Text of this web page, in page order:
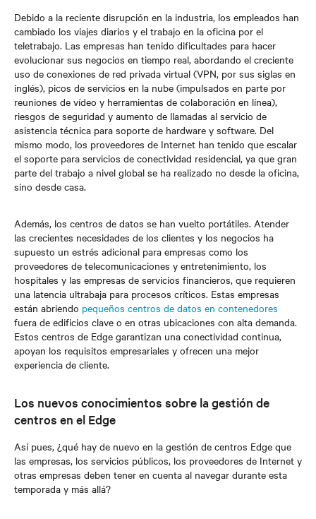
Debido a la reciente disrupción en la industria, los empleados han
cambiado los viajes diarios y el trabajo en la oficina por el
teletrabajo. Las empresas han tenido dificultades para hacer
evolucionar sus negocios en tiempo real, abordando el creciente
uso de conexiones de red privada virtual (VPN, por sus siglas en
inglés), picos de servicios en la nube (impulsados en parte por
reuniones de vídeo y herramientas de colaboración en línea),
riesgos de seguridad y aumento de llamadas al servicio de
asistencia técnica para soporte de hardware y software. Del
mismo modo, los proveedores de Internet han tenido que escalar
el soporte para servicios de conectividad residencial, ya que gran
parte del trabajo a nivel global se ha realizado no desde la oficina,
sino desde casa.
Además, los centros de datos se han vuelto portátiles. Atender
las crecientes necesidades de los clientes y los negocios ha
supuesto un estrés adicional para empresas como los
proveedores de telecomunicaciones y entretenimiento, los
hospitales y las empresas de servicios financieros, que requieren
una latencia ultrabaja para procesos críticos. Estas empresas
están abriendo pequeños centros de datos en contenedores
fuera de edificios clave o en otras ubicaciones con alta demanda.
Estos centros de Edge garantizan una conectividad continua,
apoyan los requisitos empresariales y ofrecen una mejor
experiencia de cliente.
Los nuevos conocimientos sobre la gestión de
centros en el Edge
Así pues, ¿qué hay de nuevo en la gestión de centros Edge que
las empresas, los servicios públicos, los proveedores de Internet y
otras empresas deben tener en cuenta al navegar durante esta
temporada y más allá?